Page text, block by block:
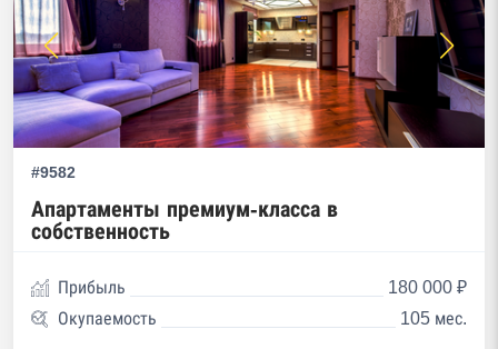
#9582
Апартаменты премиум-класса в
собственность
Прибыль
180 000 ₽
Окупаемость
105 мес.